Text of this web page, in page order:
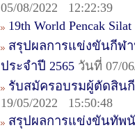
05/08/2022 12:22:39
19th World Pencak
สรุปผลการแข่งขันกีฬ
ประจำปี 2565 วันที่ 07/
รับสมัครอบรมผู้ตัดสินกี
19/05/2022 15:50:48
สรุปผลการแข่งขันทัพ